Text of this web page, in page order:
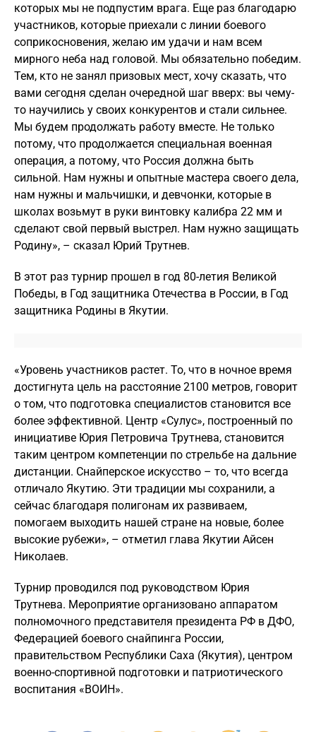
которых мы не подпустим врага. Еще раз благодарю
участников, которые приехали с линии боевого
соприкосновения, желаю им удачи и нам всем
мирного неба над головой. Мы обязательно победим.
Тем, кто не занял призовых мест, хочу сказать, что
вами сегодня сделан очередной шаг вверх: вы чему-
то научились у своих конкурентов и стали сильнее.
Мы будем продолжать работу вместе. Не только
потому, что продолжается специальная военная
операция, а потому, что Россия должна быть
сильной. Нам нужны и опытные мастера своего дела,
нам нужны и мальчишки, и девчонки, которые в
школах возьмут в руки винтовку калибра 22 мм и
сделают свой первый выстрел. Нам нужно защищать
Родину», – сказал Юрий Трутнев.
В этот раз турнир прошел в год 80-летия Великой
Победы, в Год защитника Отечества в России, в Год
защитника Родины в Якутии.
«Уровень участников растет. То, что в ночное время
достигнута цель на расстояние 2100 метров, говорит
о том, что подготовка специалистов становится все
более эффективной. Центр «Сулус», построенный по
инициативе Юрия Петровича Трутнева, становится
таким центром компетенции по стрельбе на дальние
дистанции. Снайперское искусство – то, что всегда
отличало Якутию. Эти традиции мы сохранили, а
сейчас благодаря полигонам их развиваем,
помогаем выходить нашей стране на новые, более
высокие рубежи», – отметил глава Якутии Айсен
Николаев.
Турнир проводился под руководством Юрия
Трутнева. Мероприятие организовано аппаратом
полномочного представителя президента РФ в ДФО,
Федерацией боевого снайпинга России,
правительством Республики Саха (Якутия), центром
военно-спортивной подготовки и патриотического
воспитания «ВОИН».